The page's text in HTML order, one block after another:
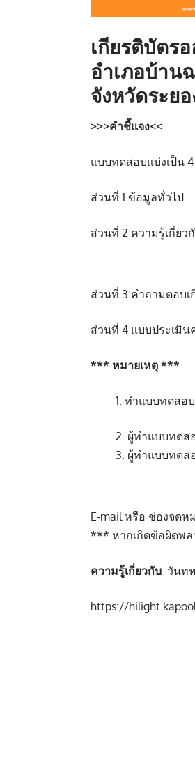
เกียรติบัตร
อำเภอบ้าน
จังหวัดระย
>>>คำชี้แจง<<
แบบทดสอบแบ่งเป็น
ส่วนที่ 1 ข้อมูลทั่วไป
ส่วนที่ 2 ความรู้เกี่ย
ส่วนที่ 3 คำถามตอบ
ส่วนที่ 4 แบบประเมิ
*** หมายเหตุ ***
1. ทำแบบทดสอบอ
2. ผู้ทำแบบทดสอบ
3. ผู้ทำแบบทดสอบ
E-mail หรือ ช่องจดห
*** หากเกิดข้อผิดพ
ความรู้เกี่ยวกับ วันท
https://